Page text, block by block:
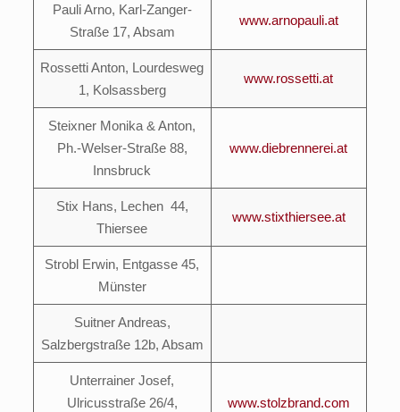
Pauli Arno, Karl-Zanger-
Straße 17, Absam
www.arnopauli.at
Rossetti Anton, Lourdesweg
1, Kolsassberg
www.rossetti.at
Steixner Monika & Anton,
Ph.-Welser-Straße 88,
Innsbruck
www.diebrennerei.at
Stix Hans, Lechen 44,
Thiersee
www.stixthiersee.at
Strobl Erwin, Entgasse 45,
Münster
Suitner Andreas,
Salzbergstraße 12b, Absam
Unterrainer Josef,
Ulricusstraße 26/4,
www.stolzbrand.com